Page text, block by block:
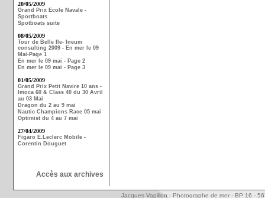
20/05/2009
Grand Prix Ecole Navale -
Sportboats
Spotboats suite
08/05/2009
Tour de Belle Ile- Ineum
consulting 2009 - En mer le 09
Mai-Page 1
En mer le 09 mai - Page 2
En mer le 09 mai - Page 3
01/05/2009
Grand Prix Petit Navire 10 ans -
Imoca 60 & Class 40 du 30 Avril
au 03 Mai
Dragon du 2 au 9 mai
Nautic Champions Race 05 mai
Optimist du 4 au 7 mai
27/04/2009
Figaro E.Leclerc Mobile -
Corentin Douguet
Accès aux archives
Jacques Vapillon - Photographe de mer - BP 16 -